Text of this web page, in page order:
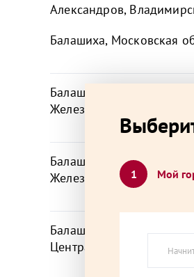
Александров,
Балашиха, Московская
Балашиха, Московская
Железнодорожный,
Балашиха, Московская
Железнодорожный,
Балашиха, Московская
Центральная улица, 37
1 Мой